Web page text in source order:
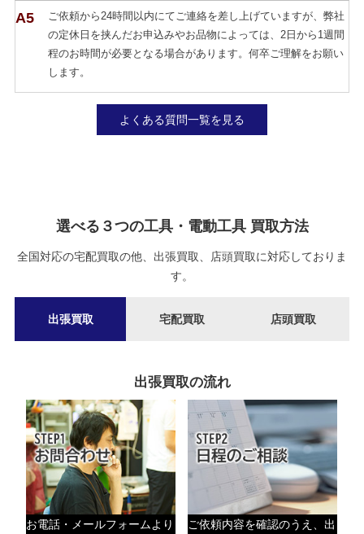
ご依頼から24時間以内にてご連絡を差し上げていますが、弊社
の定休日を挟んだお申込みやお品物によっては、2日から1週間
程のお時間が必要となる場合があります。何卒ご理解をお願い
します。
よくある質問一覧を見る
選べる３つの工具・電動工具 買取方法
全国対応の宅配買取の他、出張買取、店頭買取に対応しておりま
す。
出張買取 宅配買取 店頭買取
出張買取の流れ
お電話・メールフォームより
ご依頼内容を確認のうえ、出